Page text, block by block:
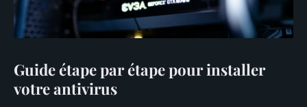
Guide étape par étape pour installer
votre antivirus